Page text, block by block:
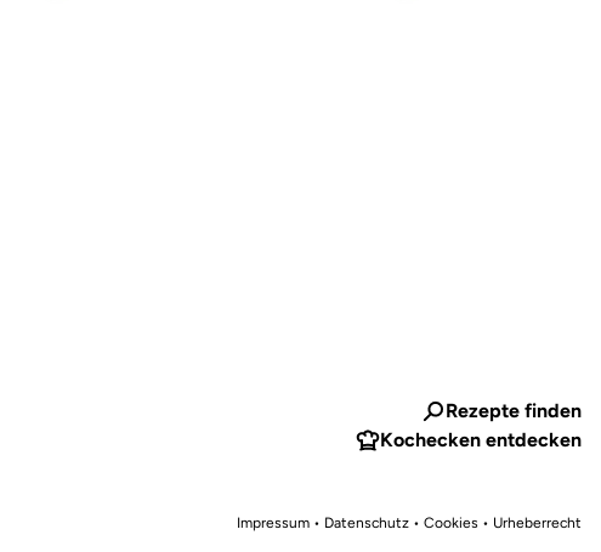
Rezepte finden
Kochecken entdecken
Impressum • Datenschutz • Cookies • Urheberrecht